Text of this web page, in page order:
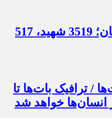
آمار شهدای جنگ رمضان؛ 3519 شهید، 517
/ ترافیک بات‌ها تا